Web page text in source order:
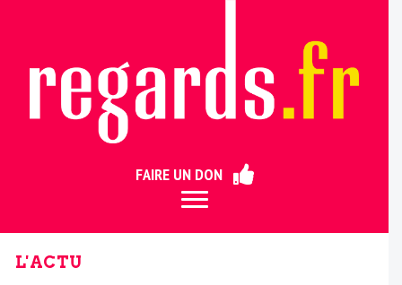
FAIRE UN DON
L'ACTU